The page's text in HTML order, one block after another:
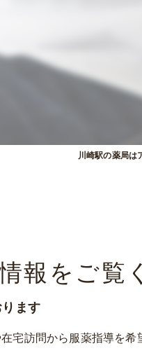
川崎駅の薬局は
報をご覧
ます
宅訪問から服薬指導を希